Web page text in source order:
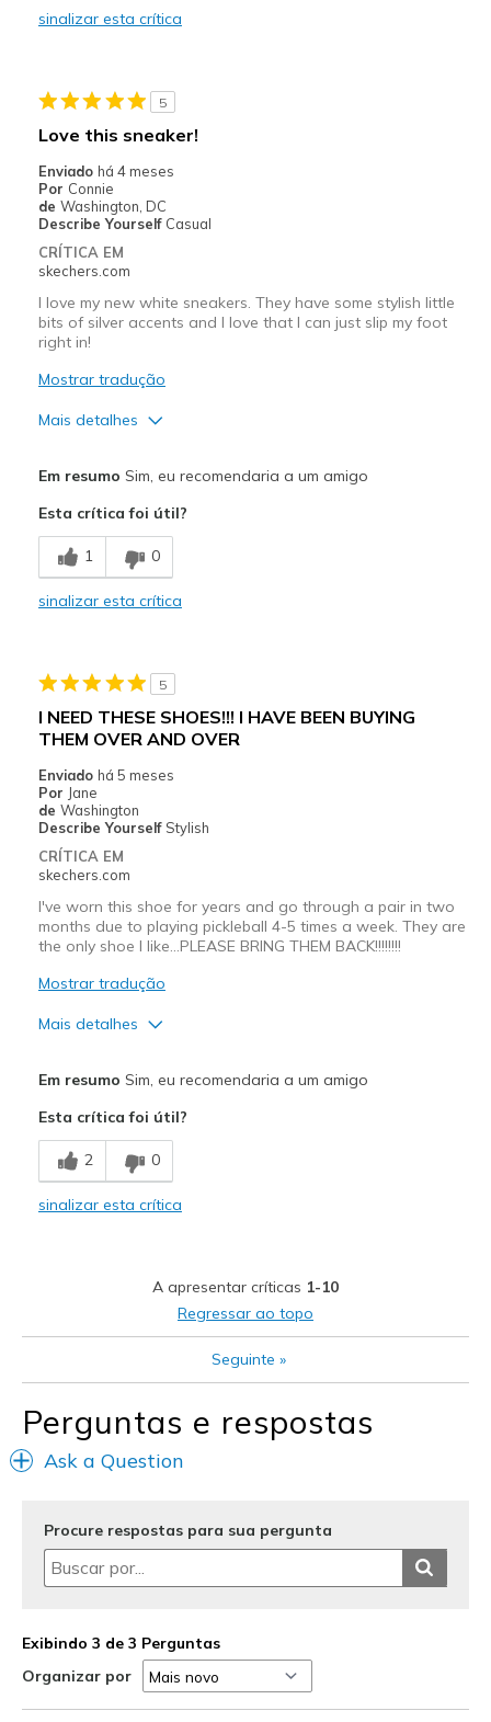
Stylish
Casual Wear
Special Occasions
Travel
Width
Sizing
Feels true to size
View On Shoes
Shoes are for Wearing
sinalizar esta crítica
5
Love this sneaker!
Enviado há 4 meses
Por Connie
de Washington, DC
Describe Yourself Casual
CRÍTICA EM
skechers.com
I love my new white sneakers. They have some stylish little
bits of silver accents and I love that I can just slip my foot
right in!
Mostrar tradução
Mais detalhes
Comfortable
Durable
Casual Wear
Travel
Walking
Width
Feels true to width
Sizing
View On Shoes
Em resumo Sim, eu recomendaria a um amigo
Esta crítica foi útil?
1 0
sinalizar esta crítica
5
I NEED THESE SHOES!!! I HAVE BEEN BUYING
THEM OVER AND OVER
Enviado há 5 meses
Por Jane
de Washington
Describe Yourself Stylish
CRÍTICA EM
skechers.com
I've worn this shoe for years and go through a pair in two
months due to playing pickleball 4-5 times a week. They are
the only shoe I like...PLEASE BRING THEM BACK!!!!!!!!
Mostrar tradução
Mais detalhes
Comfortable
Durable
Melhores utilizações
Casual Wear
Pickleball
Travel
Width
Feels true to width
View On Shoes
I'm Really Into Shoes
Em resumo Sim, eu recomendaria a um amigo
Esta crítica foi útil?
2 0
sinalizar esta crítica
A apresentar críticas 1-10
Regressar ao topo
Seguinte »
Perguntas e respostas
Ask a Question
Procure respostas para sua pergunta
Exibindo 3 de 3 Perguntas
Organizar por